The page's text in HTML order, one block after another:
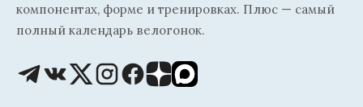
компонентах, форме и тренировках. Плюс — самый
полный календарь велогонок.